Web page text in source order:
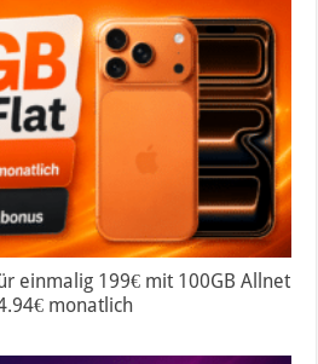
einmalig 199€ mit 100GB Allnet
monatlich